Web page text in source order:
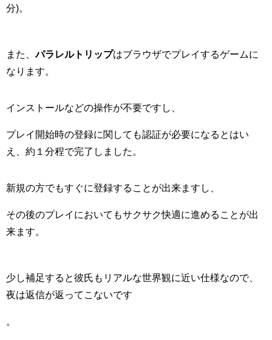
分)。
また、 パラレルトリップはブラウザでプレイするゲームに
なります。
インストールなどの操作が不要ですし、
プレイ開始時の登録に関しても認証が必要になるとはい
え、約１分程で完了しました。
新規の方でもすぐに登録することが出来ますし、
その後のプレイにおいてもサクサク快適に進めることが出
来ます。
少し補足すると彼氏もリアルな世界観に近い仕様なので、
夜は返信が返ってこないです